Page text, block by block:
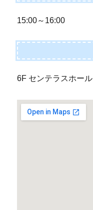
15:00～16:00
6F センテラスホール